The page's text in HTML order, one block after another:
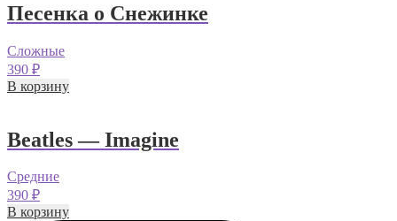
Песенка о Снежинке
Сложные
390 ₽
В корзину
Beatles — Imagine
Средние
390 ₽
В корзину